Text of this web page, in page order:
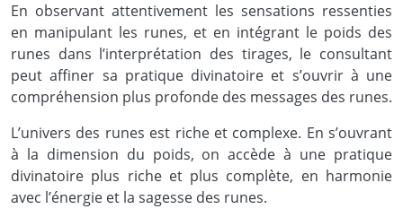
En observant attentivement les sensations ressenties
en manipulant les runes, et en intégrant le poids des
runes dans l’interprétation des tirages, le consultant
peut affiner sa pratique divinatoire et s’ouvrir à une
compréhension plus profonde des messages des runes.
L’univers des runes est riche et complexe. En s’ouvrant
à la dimension du poids, on accède à une pratique
divinatoire plus riche et plus complète, en harmonie
avec l’énergie et la sagesse des runes.